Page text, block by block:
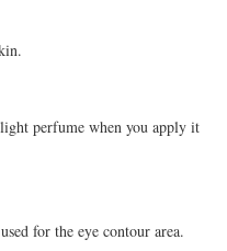
perfume when you apply it
for the eye contour area.